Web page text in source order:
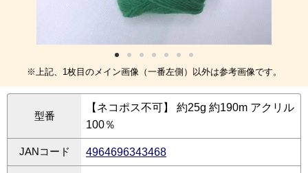
※上記、1枚目のメイン画像（一番左側）以外は参考画像です。
型番
【ネコポス不可】 約25g 約190m アクリル
100％
JANコード 4964696343468